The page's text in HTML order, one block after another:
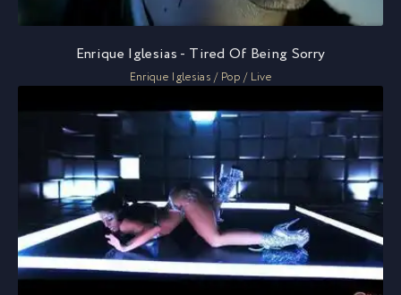
Enrique Iglesias - Tired Of Being Sorry
Enrique Iglesias / Pop / Live